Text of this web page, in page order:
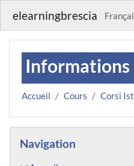
elearningbrescia
Informations
Accueil Cours Corsi
Blocs
Navigation